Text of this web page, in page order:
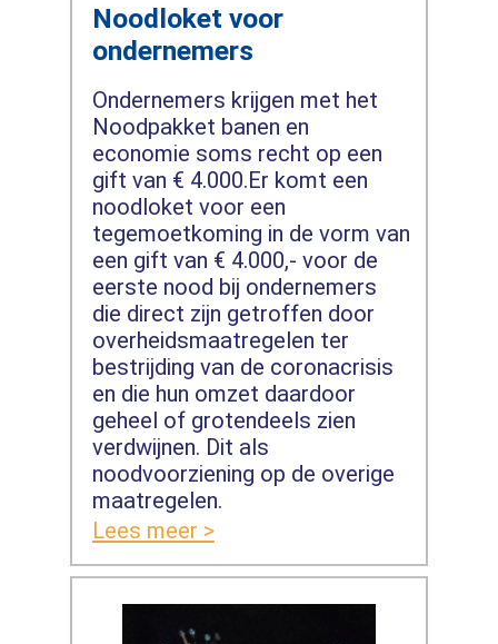
Noodloket voor
ondernemers
Ondernemers krijgen met het
Noodpakket banen en
economie soms recht op een
gift van € 4.000.Er komt een
noodloket voor een
tegemoetkoming in de vorm van
een gift van € 4.000,- voor de
eerste nood bij ondernemers
die direct zijn getroffen door
overheidsmaatregelen ter
bestrijding van de coronacrisis
en die hun omzet daardoor
geheel of grotendeels zien
verdwijnen. Dit als
noodvoorziening op de overige
maatregelen.
Lees meer >